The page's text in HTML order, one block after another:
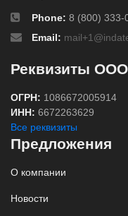
Phone: 8 (800) 333-
Email:
Реквизиты
ОГРН: 1086672005914
ИНН: 6672263629
Все реквизиты
Предложения
О компании
Новости